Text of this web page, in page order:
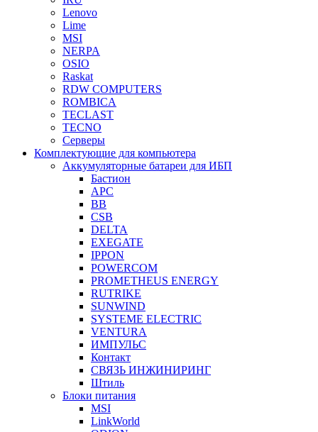
Lenovo
Lime
MSI
NERPA
OSIO
Raskat
RDW COMPUTERS
ROMBICA
TECLAST
TECNO
Серверы
Комплектующие для компьютера
Аккумуляторные батареи для ИБП
Бастион
APC
BB
CSB
DELTA
EXEGATE
IPPON
POWERCOM
PROMETHEUS ENERGY
RUTRIKE
SUNWIND
SYSTEME ELECTRIC
VENTURA
ИМПУЛЬС
Контакт
СВЯЗЬ ИНЖИНИРИНГ
Штиль
Блоки питания
MSI
LinkWorld